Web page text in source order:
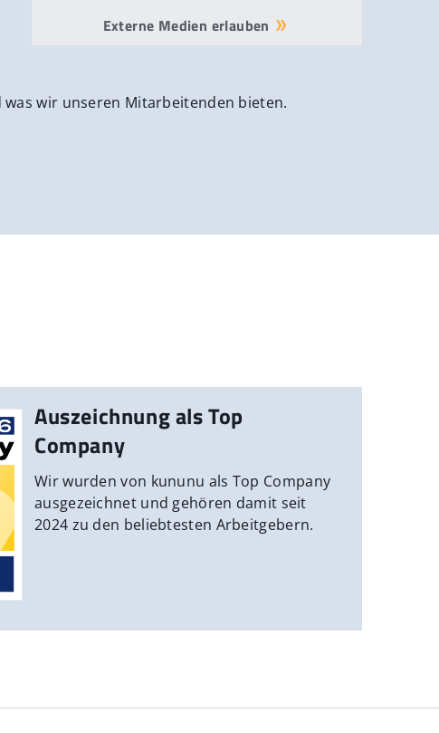
Externe Medien erlauben
wir unseren Mitarbeitenden bieten.
Auszeichnung als Top
Company
Wir wurden von kununu als Top Company
ausgezeichnet und gehören damit seit
2024 zu den beliebtesten Arbeitgebern.